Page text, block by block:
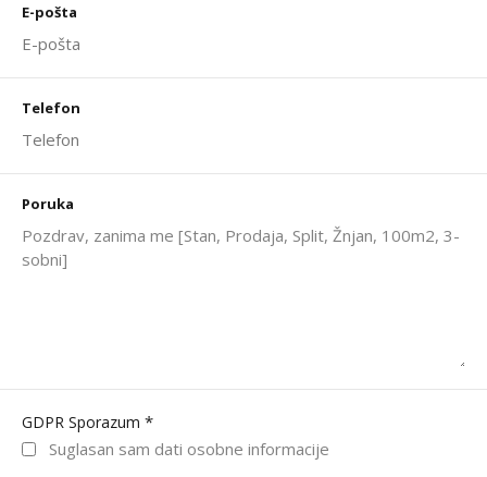
E-pošta
Telefon
Poruka
GDPR Sporazum *
Suglasan sam dati osobne informacije